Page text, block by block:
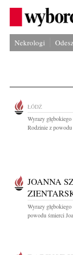
Nekrologi
ŁÓDŹ
Wyrazy
Rodzinie z powodu
JOANNA
Wyrazy
powodu śmierci